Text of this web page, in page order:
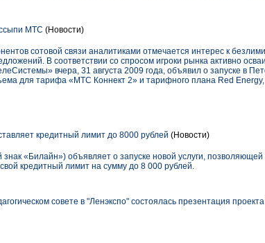
МТС (Новости)
сотовой связи аналитиками отмечается интерес к
В соответствии со спросом игроки рынка активно
вчера, 31 августа 2009 года, объявил о запуске в
для тарифа «МТС Коннект 2» и тарифного плана Red Energy,
кредитный лимит до 8000 рублей (Новости)
«Билайн») объявляет о запуске новой услуги,
кредитный лимит на сумму до 8 000 рублей.
совете в "Ленэкспо" состоялась презентация